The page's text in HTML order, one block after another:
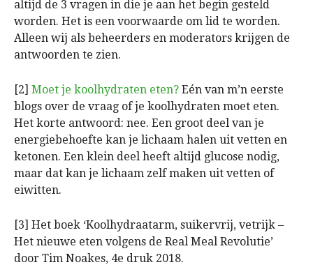
altijd de 3 vragen in die je aan het begin gesteld
worden. Het is een voorwaarde om lid te worden.
Alleen wij als beheerders en moderators krijgen de
antwoorden te zien.
[2] Moet je koolhydraten eten? Eén van m’n eerste
blogs over de vraag of je koolhydraten moet eten.
Het korte antwoord: nee. Een groot deel van je
energiebehoefte kan je lichaam halen uit vetten en
ketonen. Een klein deel heeft altijd glucose nodig,
maar dat kan je lichaam zelf maken uit vetten of
eiwitten.
[3] Het boek ‘Koolhydraatarm, suikervrij, vetrijk –
Het nieuwe eten volgens de Real Meal Revolutie’
door Tim Noakes, 4e druk 2018.